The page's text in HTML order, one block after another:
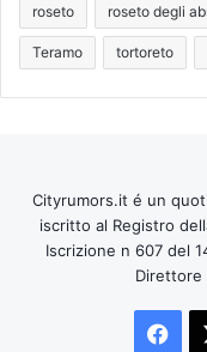
roseto roseto degli
Teramo tortoreto
Cityrumors.it é un
iscritto al Registro
Iscrizione n 607 del
Direttore